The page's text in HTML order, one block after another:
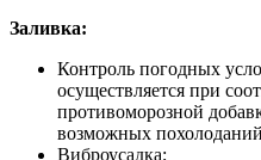
Заливка:
Контроль погодных
осуществляется при
противоморозной
возможных
Виброусадка;